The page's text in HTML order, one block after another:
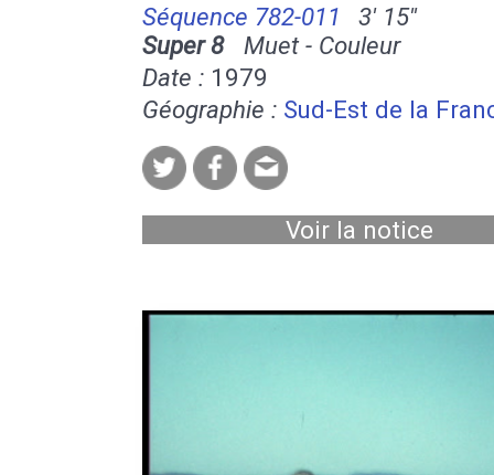
Séquence 782-011
3' 15''
Super 8Muet - Couleur
Date : 1979
Géographie : Sud-Est de la
Voir la notice